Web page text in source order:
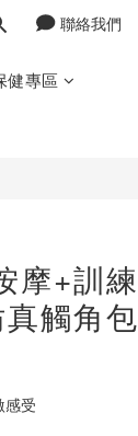
聯絡我們
健專區
摩+訓練
觸角包
感受